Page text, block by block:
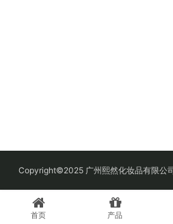
Copyright©2025 广州熙然化妆品有限公
首页 产品